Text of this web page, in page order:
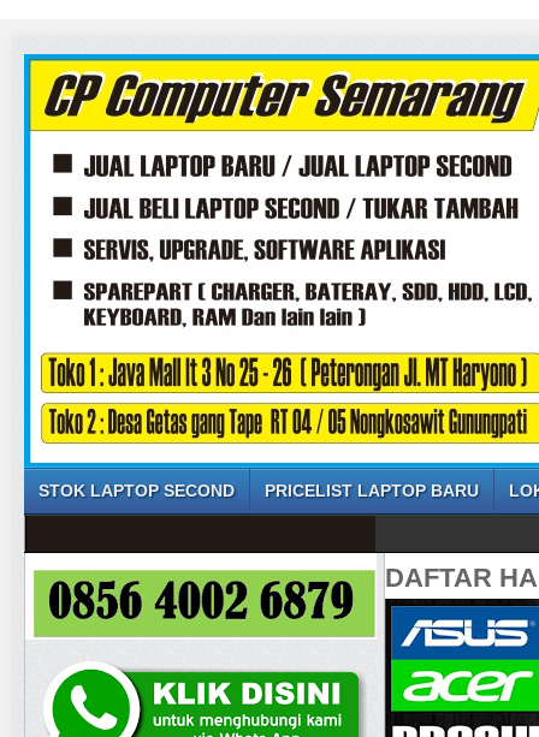
STOK LAPTOP SECOND PRICELIST LAPTOP BARU
DAFTAR